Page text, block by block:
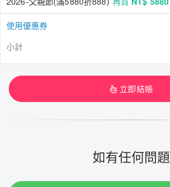
使用優惠券
小計
立即結帳
如有任何問題